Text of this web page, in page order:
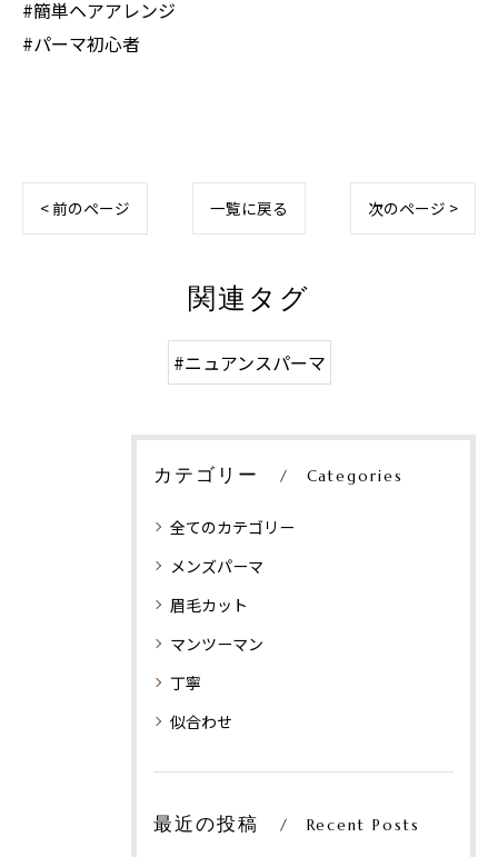
#簡単ヘアアレンジ
#パーマ初心者
< 前のページ 一覧に戻る 次のページ >
関連タグ
#ニュアンスパーマ
カテゴリー Categories
全てのカテゴリー
メンズパーマ
眉毛カット
マンツーマン
丁寧
似合わせ
最近の投稿 Recent Posts